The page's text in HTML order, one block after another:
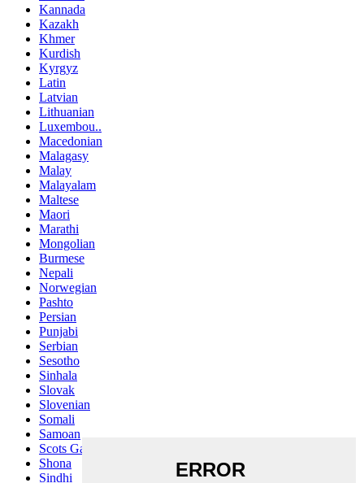
Kannada
Kazakh
Khmer
Kurdish
Kyrgyz
Latin
Latvian
Lithuanian
Luxembou..
Macedonian
Malagasy
Malay
Malayalam
Maltese
Maori
Marathi
Mongolian
Burmese
Nepali
Norwegian
Pashto
Persian
Punjabi
Serbian
Sesotho
Sinhala
Slovak
Slovenian
Somali
Samoan
Scots Gaelic
Shona
Sindhi